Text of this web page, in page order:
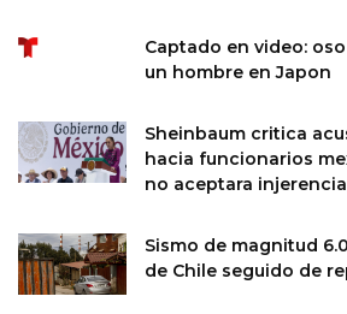
Captado en video:
un hombre en Japon
Sheinbaum critica
hacia funcionarios
no aceptara injerencia
Sismo de magnitud
de Chile seguido de